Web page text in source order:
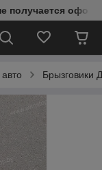
получается
Брызговики